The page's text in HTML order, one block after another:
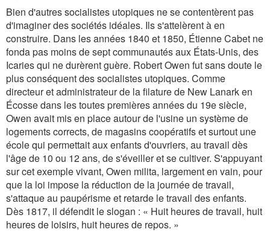
Bien d'autres socialistes utopiques ne se contentèrent pas
d'imaginer des sociétés idéales. Ils s'attelèrent à en
construire. Dans les années 1840 et 1850, Étienne Cabet ne
fonda pas moins de sept communautés aux États-Unis, des
Icaries qui ne durèrent guère. Robert Owen fut sans doute le
plus conséquent des socialistes utopiques. Comme
directeur et administrateur de la filature de New Lanark en
Écosse dans les toutes premières années du 19e siècle,
Owen avait mis en place autour de l'usine un système de
logements corrects, de magasins coopératifs et surtout une
école qui permettait aux enfants d'ouvriers, au travail dès
l'âge de 10 ou 12 ans, de s'éveiller et se cultiver. S'appuyant
sur cet exemple vivant, Owen milita, largement en vain, pour
que la loi impose la réduction de la journée de travail,
s'attaque au paupérisme et retarde le travail des enfants.
Dès 1817, il défendit le slogan : « Huit heures de travail, huit
heures de loisirs, huit heures de repos. »